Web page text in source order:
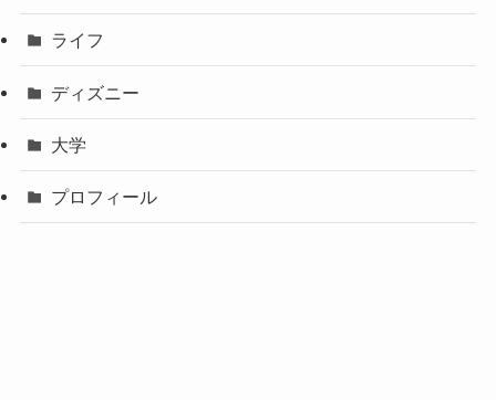
ライフ
ディズニー
大学
プロフィール